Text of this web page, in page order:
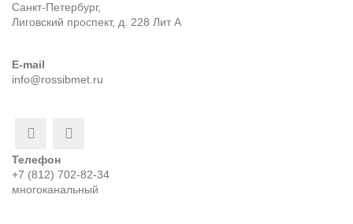
Санкт-Петербург,
Лиговский проспект, д. 228 Лит А
E-mail
info@rossibmet.ru
Телефон
+7 (812) 702-82-34
многоканальный